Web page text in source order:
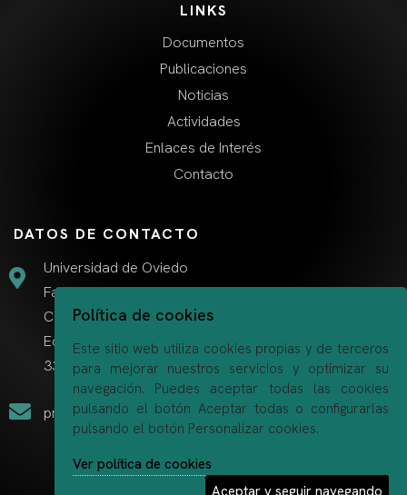
LINKS
Documentos
Publicaciones
Noticias
Actividades
Enlaces de Interés
Contacto
DATOS DE CONTACTO
Universidad de Oviedo
Facultad de Derecho
Campus el Cristo A
Edificio Departamental
33006 Oviedo (Asturias)
proyectogendermob@uniovi.es
Política de cookies
Este sitio web utiliza cookies propias y de terceros
para mejorar nuestros servicios y optimizar su
navegación. Puedes aceptar todas las cookies
pulsando el botón Aceptar todas o configurarlas
pulsando el botón Personalizar cookies.
Ver política de cookies
Aceptar y seguir navegando